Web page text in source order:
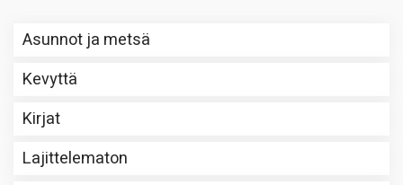
Asunnot ja metsä
Kevyttä
Kirjat
Lajittelematon